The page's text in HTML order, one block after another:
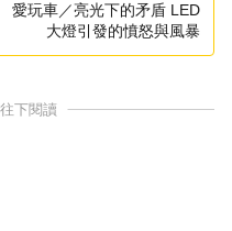
愛玩車／亮光下的矛盾 LED
大燈引發的憤怒與風暴
下閱讀